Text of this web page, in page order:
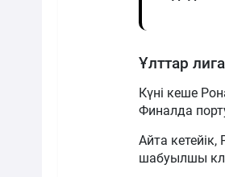
Ұлттар
Күні кеше
Финалда
Айта
шабуылшы